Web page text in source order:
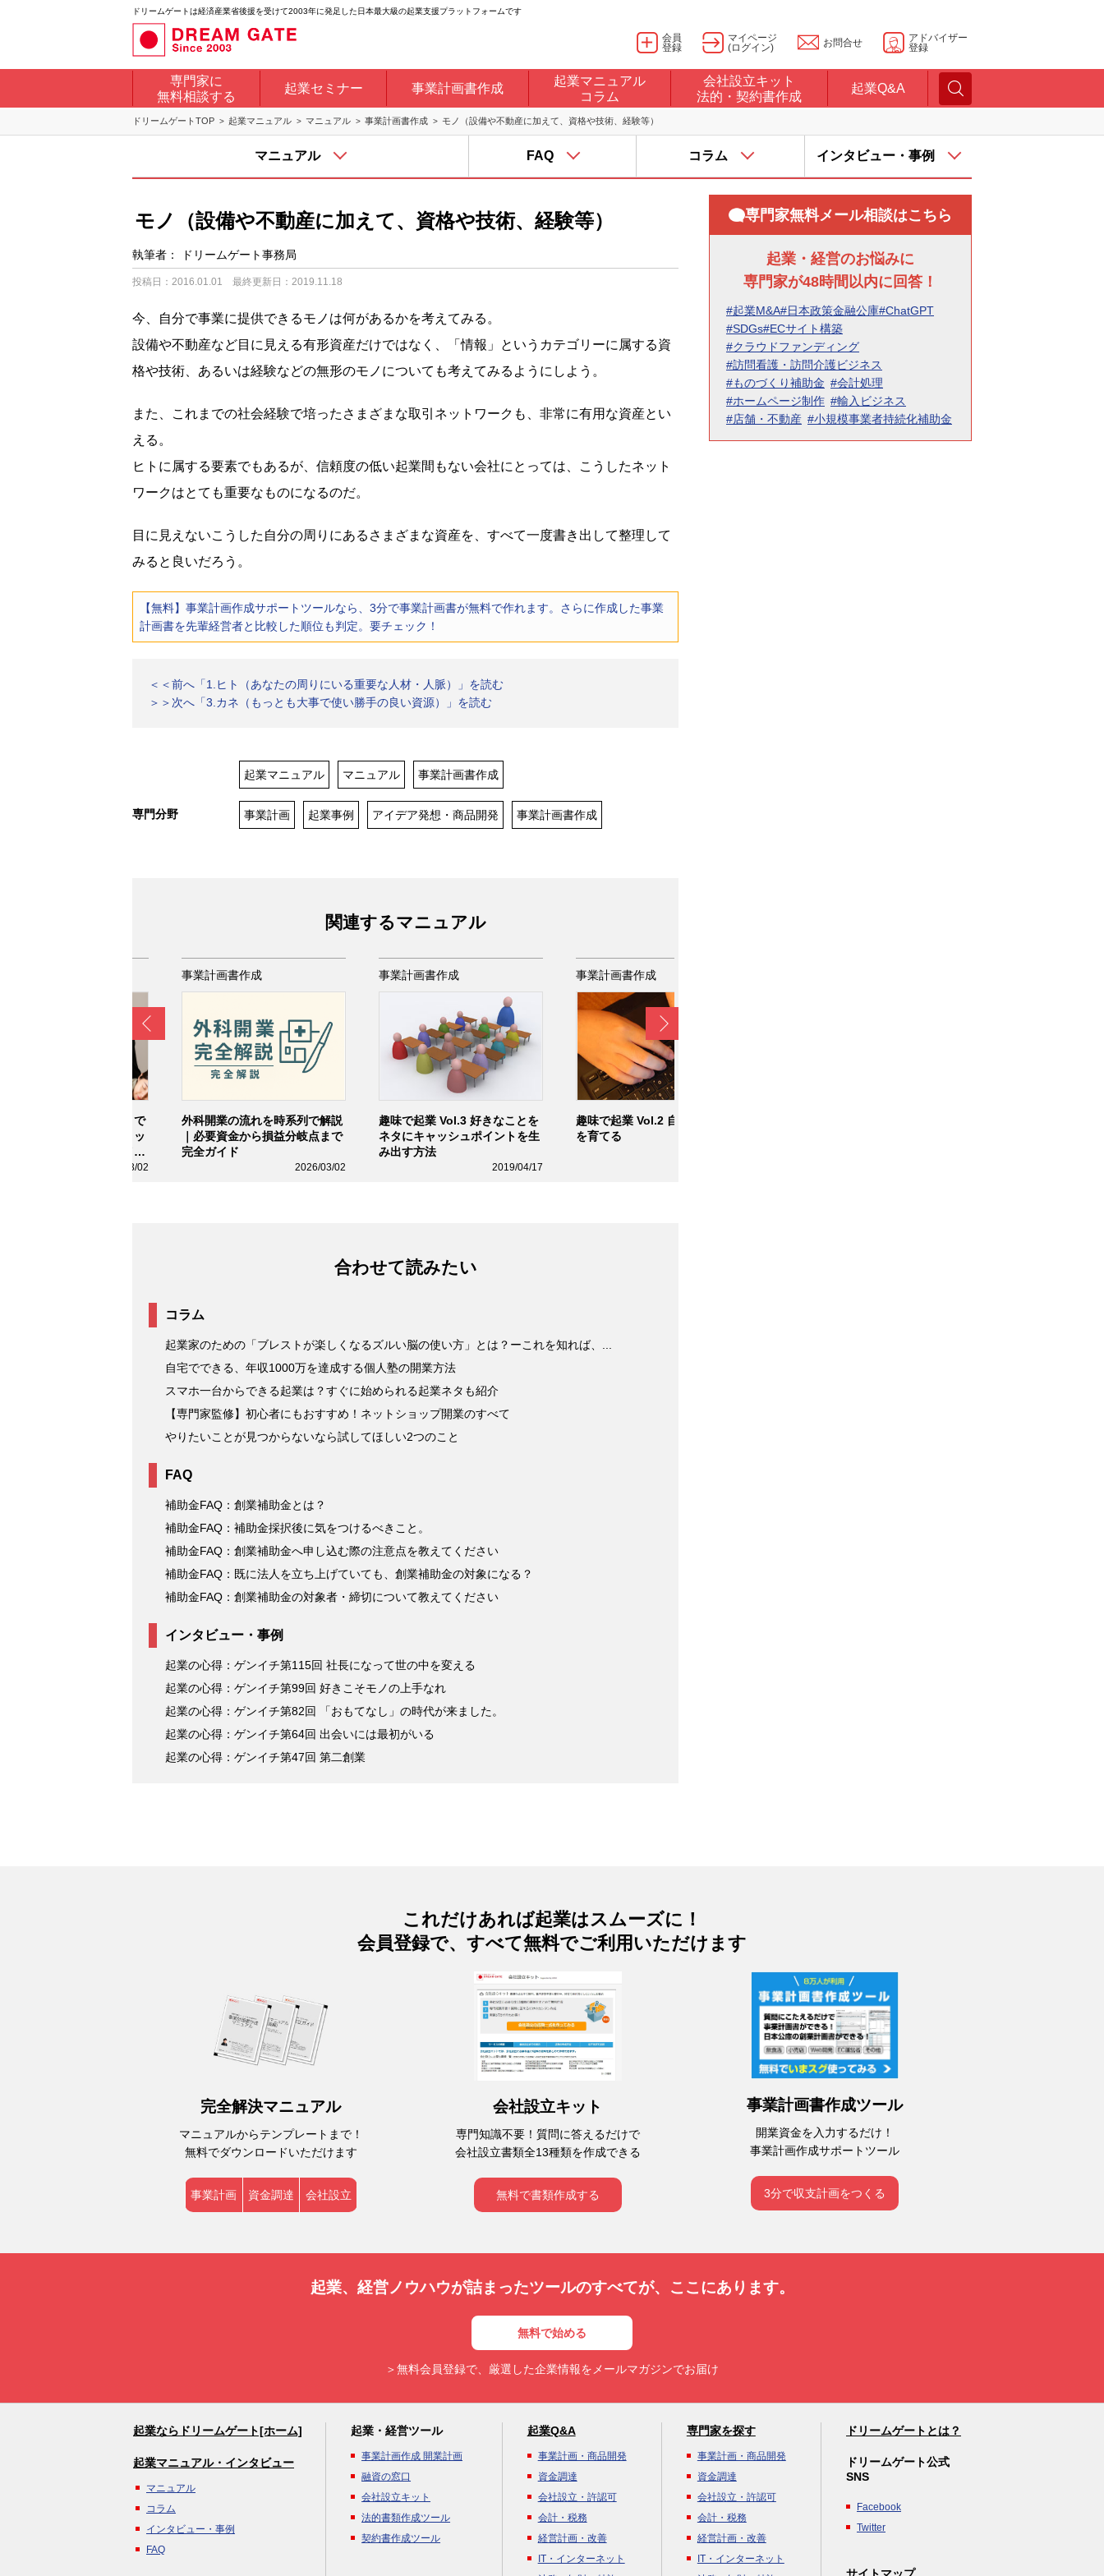
ドリームゲートは経済産業省後援を受けて2003年に発足した日本最大級の起業支援プラットフォームです
会員
登録
マイページ
(ログイン)
お問合せ
アドバイザー
登録
専門家に
無料相談する
起業セミナー 事業計画書作成
起業マニュアル
コラム
会社設立キット
法的・契約書作成
起業Q&A
ドリームゲートTOP 起業マニュアル マニュアル 事業計画書作成 モノ（設備や不動産に加えて、資格や技術、経験等）
マニュアル FAQ コラム インタビュー・事例
モノ（設備や不動産に加えて、資格や技術、経験等）
執筆者： ドリームゲート事務局
投稿日：2016.01.01 最終更新日：2019.11.18
今、自分で事業に提供できるモノは何があるかを考えてみる。
設備や不動産など目に見える有形資産だけではなく、「情報」というカテゴリーに属する資
格や技術、あるいは経験などの無形のモノについても考えてみるようにしよう。
また、これまでの社会経験で培ったさまざまな取引ネットワークも、非常に有用な資産とい
える。
ヒトに属する要素でもあるが、信頼度の低い起業間もない会社にとっては、こうしたネット
ワークはとても重要なものになるのだ。
目に見えないこうした自分の周りにあるさまざまな資産を、すべて一度書き出して整理して
みると良いだろう。
【無料】事業計画作成サポートツールなら、3分で事業計画書が無料で作れます。さらに作成した事業
計画書を先輩経営者と比較した順位も判定。要チェック！
＜＜前へ「1.ヒト（あなたの周りにいる重要な人材・人脈）」を読む
＞＞次へ「3.カネ（もっとも大事で使い勝手の良い資源）」を読む
起業マニュアル マニュアル 事業計画書作成
専門分野 事業計画 起業事例 アイデア発想・商品開発 事業計画書作成
関連するマニュアル
ピストとして開業するまで
れは？費用相場からメリッ
デメリット、成功のポイン
2026/03/02
事業計画書作成
外科開業の流れを時系列で解説
｜必要資金から損益分岐点まで
完全ガイド
2026/03/02
事業計画書作成
趣味で起業 Vol.3 好きなことを
ネタにキャッシュポイントを生
み出す方法
2019/04/17
事業計画書作成
趣味で起業 Vol.2 自分メディア
を育てる
合わせて読みたい
コラム
起業家のための「ブレストが楽しくなるズルい脳の使い方」とは？ーこれを知れば、...
自宅でできる、年収1000万を達成する個人塾の開業方法
スマホ一台からできる起業は？すぐに始められる起業ネタも紹介
【専門家監修】初心者にもおすすめ！ネットショップ開業のすべて
やりたいことが見つからないなら試してほしい2つのこと
FAQ
補助金FAQ：創業補助金とは？
補助金FAQ：補助金採択後に気をつけるべきこと。
補助金FAQ：創業補助金へ申し込む際の注意点を教えてください
補助金FAQ：既に法人を立ち上げていても、創業補助金の対象になる？
補助金FAQ：創業補助金の対象者・締切について教えてください
インタビュー・事例
起業の心得：ゲンイチ第115回 社長になって世の中を変える
起業の心得：ゲンイチ第99回 好きこそモノの上手なれ
起業の心得：ゲンイチ第82回 「おもてなし」の時代が来ました。
起業の心得：ゲンイチ第64回 出会いには最初がいる
起業の心得：ゲンイチ第47回 第二創業
専門家無料メール相談はこちら
起業・経営のお悩みに
専門家が48時間以内に回答！
#起業M&A#日本政策金融公庫#ChatGPT
#SDGs#ECサイト構築
#クラウドファンディング
#訪問看護・訪問介護ビジネス
#ものづくり補助金 #会計処理
#ホームページ制作 #輸入ビジネス
#店舗・不動産 #小規模事業者持続化補助金
これだけあれば起業はスムーズに！
会員登録で、すべて無料でご利用いただけます
完全解決マニュアル
マニュアルからテンプレートまで！
無料でダウンロードいただけます
事業計画 資金調達 会社設立
会社設立キット
専門知識不要！質問に答えるだけで
会社設立書類全13種類を作成できる
無料で書類作成する
事業計画書作成ツール
開業資金を入力するだけ！
事業計画作成サポートツール
3分で収支計画をつくる
起業、経営ノウハウが詰まったツールのすべてが、 ここにあります。
無料で始める
＞無料会員登録で、厳選した企業情報をメールマガジンでお届け
起業ならドリームゲート[ホーム]
起業マニュアル・インタビュー
マニュアル
コラム
インタビュー・事例
FAQ
起業・経営ツール
事業計画作成 開業計画
融資の窓口
会社設立キット
法的書類作成ツール
契約書作成ツール
起業Q&A
事業計画・商品開発
資金調達
会社設立・許認可
会計・税務
経営計画・改善
IT・インターネット
専門家を探す
事業計画・商品開発
資金調達
会社設立・許認可
会計・税務
経営計画・改善
IT・インターネット
ドリームゲートとは？
ドリームゲート公式
SNS
Facebook
Twitter
サイトマップ